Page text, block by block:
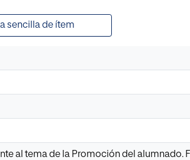
sencilla de ítem
al tema de la Promoción del alumnado.